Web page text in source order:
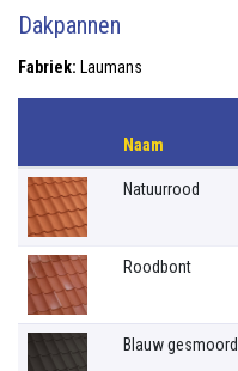
Dakpannen
Fabriek: Laumans
Naam
Natuurrood
Roodbont
Blauw gesmoord